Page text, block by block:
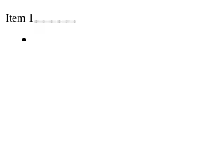
Item 1 of 3